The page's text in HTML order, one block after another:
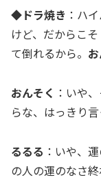
◆ドラ焼き ：ハ
けど、だからこ
て倒れるから。
おんそく ：いや
らな、はっきり言
るるる ：いや、
の人の運のなさ